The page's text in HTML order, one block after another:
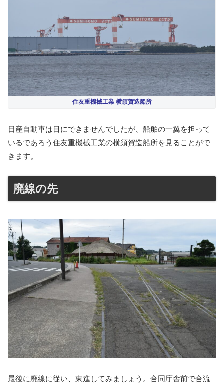
住友重機械工業 横須賀造船所
日産自動車は目にできませんでしたが、船舶の一翼を担って
いるであろう住友重機械工業の横須賀造船所を見ることがで
きます。
廃線の先
最後に廃線に従い、東進してみましょう。合同庁舎前で合流